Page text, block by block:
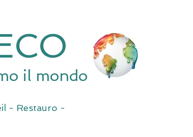
il mondo
- Restauro -